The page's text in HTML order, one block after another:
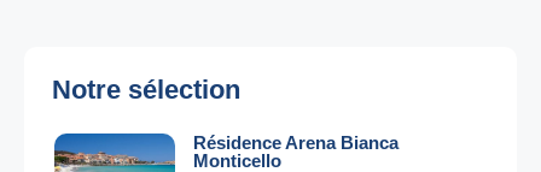
Notre sélection
Résidence Arena Bianca
Monticello